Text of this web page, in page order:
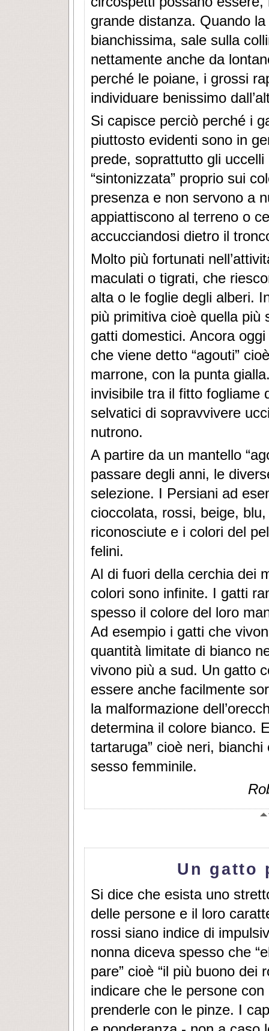
grande distanza. Quando
bianchissima, sale sulla
nettamente anche da
perché le poiane, i grossi
individuare benissimo
Si capisce perciò perché i
piuttosto evidenti sono in
prede, soprattutto gli
“sintonizzata” proprio sui
presenza e non servono a
appiattiscono al terreno o
accucciandosi dietro il
Molto più fortunati
maculati o tigrati, che
alta o le foglie degli alberi.
più primitiva cioè quella più
gatti domestici. Ancora
che viene detto “agouti”
marrone, con la punta
invisibile tra il fitto fogliame
selvatici di sopravvivere
nutrono.
A partire da un mantello
passare degli anni, le
selezione. I Persiani ad
cioccolata, rossi, beige,
riconosciute e i colori del
felini.
Al di fuori della cerchia dei
colori sono infinite. I gatti
spesso il colore del loro
Ad esempio i gatti che
quantità limitate di bianco
vivono più a sud. Un gatto
essere anche facilmente
la malformazione
determina il colore bianco.
tartaruga” cioè neri,
sesso femminile.
Un gatto
Si dice che esista uno
delle persone e il loro
rossi siano indice di
nonna diceva spesso che
pare” cioè “il più buono dei
indicare che le persone
prenderle con le pinze. I